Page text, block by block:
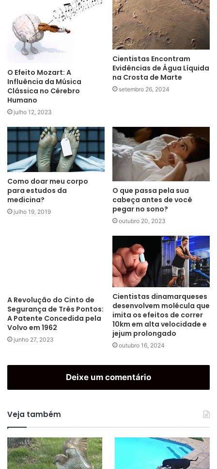
O Efeito Mozart: A
Influência da Música
Clássica no Cérebro
Humano
julho 12, 2023
Cientistas Encontram
Evidências de Água Líquida
na Crosta de Marte
setembro 26, 2024
Como doar meu corpo
para estudos da
medicina?
julho 19, 2019
O que passa pela sua
cabeça antes de você
pegar no sono?
outubro 20, 2023
A Revolução do Cinto de
Segurança de Três Pontos:
A Patente Concedida pela
Volvo em 1962
junho 27, 2023
Cientistas dinamarqueses
desenvolvem molécula que
imita os efeitos de correr
10km em alta velocidade e
jejum prolongado
outubro 16, 2024
Deixe um comentário
Veja também